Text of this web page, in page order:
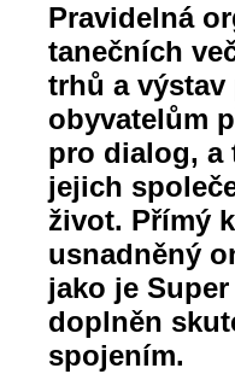
Pravidelná
tanečních
trhů a
obyvatelům
pro dialog, a
jejich
život. Přímý
usnadněný
jako je
doplněn
spojením.